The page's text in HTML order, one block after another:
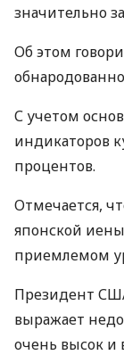
значительно
Об этом
С учетом
индикаторов
процентов.
Отмечается,
японской
приемлемом
Президент
выражает
очень высок и